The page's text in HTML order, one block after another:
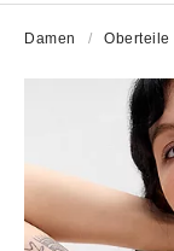
Damen Oberteile